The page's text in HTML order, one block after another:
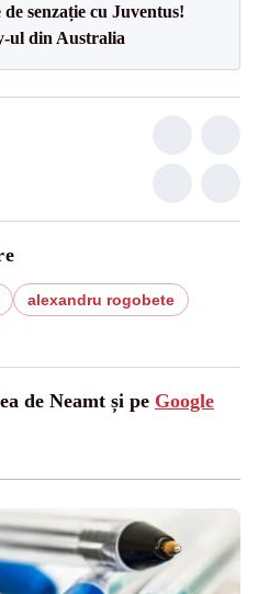
senzație cu Juventus!
ul din Australia
alexandru rogobete
de Neamt și pe Google